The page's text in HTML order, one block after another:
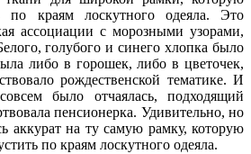
по краям лоскутного одеяла. Это
ассоциации с морозными узорами,
голубого и синего хлопка было
либо в горошек, либо в цветочек,
рождественской тематике. И
было отчаялась, подходящий
пенсионерка. Удивительно, но
аккурат на ту самую рамку, которую
по краям лоскутного одеяла.